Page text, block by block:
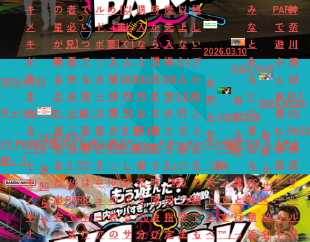
キ
メ
キ
が
生
ま
れ
る
『VS
ト
キ
メ
キ
ナ
2026.08.04
お
知
ら
せ
の
星
が
降
る
丘
で、
君
と
ま
た
出
会
い
者
必
見】
夏
休
み
ど
こ
行
く？
VS
PARK
で
笑
で
い
つ
で
も
快
適！
家
族
で
は
し
ゃ
げ
ル
ド
ポ
ー
タ
ー
ズ
店
が
リ
ニ
ュ
ー
ア
め！
【重
要】
入
場
時
間
が
9:00
～
10:15
の
枠
の
以
上
で1
人
300
円
引
き！
「は
し
ゃ
げ
る
サ
購
入
な
ら
100
円
お
得！
WEB
前
売
り
120
分
時
か
ら
閉
店
ま
で
最
長
5
時
間
遊
び
優
先
入
場
120
分
チ
ケ
ッ
ト」
「時
間
指
定
以
上
な
ら1
人
1,000
円
で
遊
べ
る
「大
学
生
嬉
し
い
プ
レ
ゼ
ン
ト
が
そ
の
場
で
も
2026.03.10
お
知
ら
せ
「楽
天
ト
ラ
ベ
2025.12.23
「写
ル
ン
で
す
™」
2025.11.06
お
知
ら
せ
誰
と
行
っ
み
な
と
み
ら
い
に
来
た
ら
VS
PARK
横
浜
2024.08.24
お
知
ら
せ
20
名
PARK
で
遊
ぶ
と
お
得
に
横
浜
ワ
ー
ル
ド
神
奈
川
初
出
店！
VS
PARK
横
浜
ワ
ー
ル
ド
2024.07.18
キャンペーン
VS PARKで遊ぶとお得に横浜ワールドポーターズが満喫できる「チケ
得」！